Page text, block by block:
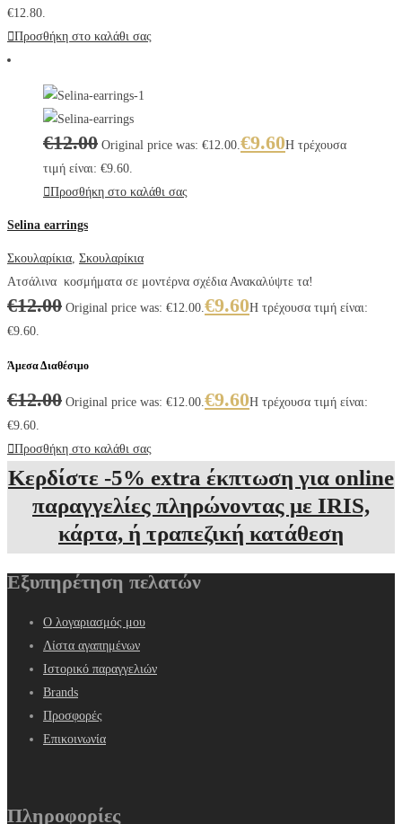
€12.80.
Προσθήκη στο καλάθι σας
€12.00 Original price was: €12.00.€9.60Η τρέχουσα
τιμή είναι: €9.60.
Προσθήκη στο καλάθι σας
Selina earrings
Σκουλαρίκια, Σκουλαρίκια
Ατσάλινα κοσμήματα σε μοντέρνα σχέδια Ανακαλύψτε τα!
€12.00 Original price was: €12.00.€9.60Η τρέχουσα τιμή είναι:
€9.60.
Άμεσα Διαθέσιμο
€12.00 Original price was: €12.00.€9.60Η τρέχουσα τιμή είναι:
€9.60.
Προσθήκη στο καλάθι σας
Κερδίστε -5% extra έκπτωση για online
παραγγελίες πληρώνοντας με IRIS,
κάρτα, ή τραπεζική κατάθεση
Εξυπηρέτηση πελατών
Ο λογαριασμός μου
Λίστα αγαπημένων
Ιστορικό παραγγελιών
Brands
Προσφορές
Επικοινωνία
Πληροφορίες